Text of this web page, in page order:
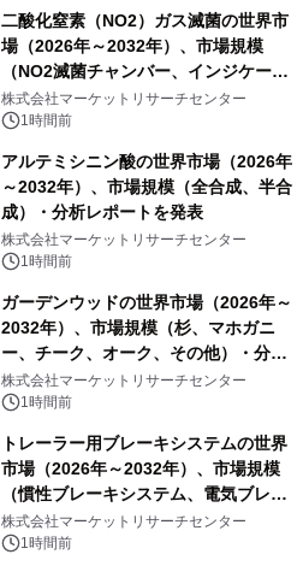
二酸化窒素（NO2）ガス滅菌の世界市
場（2026年～2032年）、市場規模
（NO2滅菌チャンバー、インジケータ
ーおよびモニタリングシステム、その
他）・分析レポートを発表
株式会社マーケットリサーチセンター
1時間前
アルテミシニン酸の世界市場（2026年
～2032年）、市場規模（全合成、半合
成）・分析レポートを発表
株式会社マーケットリサーチセンター
1時間前
ガーデンウッドの世界市場（2026年～
2032年）、市場規模（杉、マホガニ
ー、チーク、オーク、その他）・分析
レポートを発表
株式会社マーケットリサーチセンター
1時間前
トレーラー用ブレーキシステムの世界
市場（2026年～2032年）、市場規模
（慣性ブレーキシステム、電気ブレー
キシステム、その他）・分析レポート
を発表
株式会社マーケットリサーチセンター
1時間前